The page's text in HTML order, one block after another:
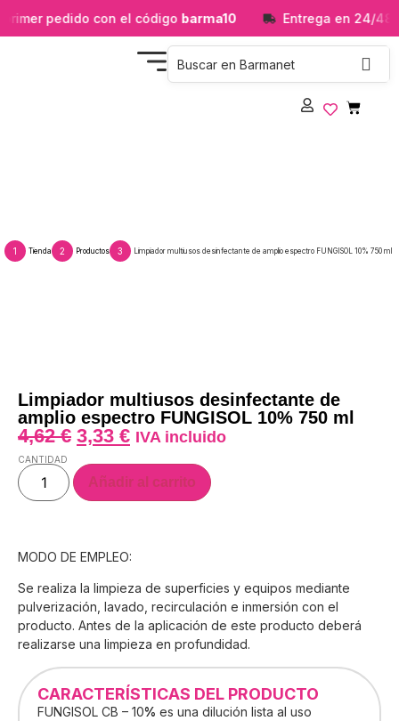
pedido con el códigobarma10 Entrega en 24/48h
1 Tienda 2 Productos 3 Limpiador multiusos desinfectante de amplio espectro FUNGISOL 10% 750 ml
Limpiador multiusos desinfectante de
amplio espectro FUNGISOL 10% 750 ml
4,62€ 3,33 € IVA incluido
CANTIDAD
Añadir al carrito
MODO DE EMPLEO:
Se realiza la limpieza de superficies y equipos mediante
pulverización, lavado, recirculación e inmersión con el
producto. Antes de la aplicación de este producto deberá
realizarse una limpieza en profundidad.
CARACTERÍSTICAS DEL PRODUCTO
FUNGISOL CB – 10% es una dilución lista al uso